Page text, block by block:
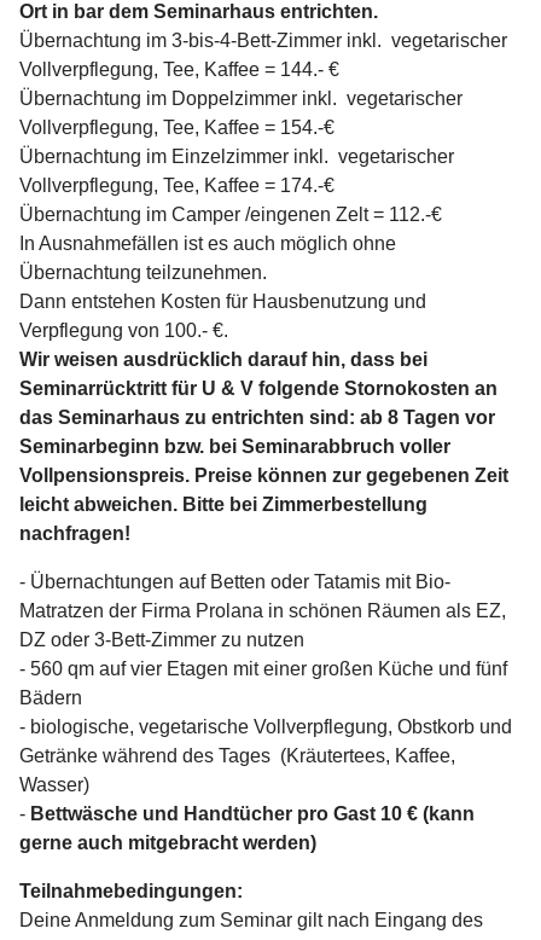
Ort in bar dem Seminarhaus entrichten.
Übernachtung im 3-bis-4-Bett-Zimmer inkl. vegetarischer
Vollverpflegung, Tee, Kaffee = 144.- €
Übernachtung im Doppelzimmer inkl. vegetarischer
Vollverpflegung, Tee, Kaffee = 154.-€
Übernachtung im Einzelzimmer inkl. vegetarischer
Vollverpflegung, Tee, Kaffee = 174.-€
Übernachtung im Camper /eingenen Zelt = 112.-€
In Ausnahmefällen ist es auch möglich ohne
Übernachtung teilzunehmen.
Dann entstehen Kosten für Hausbenutzung und
Verpflegung von 100.- €.
Wir weisen ausdrücklich darauf hin, dass bei
Seminarrücktritt für U & V folgende Stornokosten an
das Seminarhaus zu entrichten sind: ab 8 Tagen vor
Seminarbeginn bzw. bei Seminarabbruch voller
Vollpensionspreis. Preise können zur gegebenen Zeit
leicht abweichen. Bitte bei Zimmerbestellung
nachfragen!
- Übernachtungen auf Betten oder Tatamis mit Bio-
Matratzen der Firma Prolana in schönen Räumen als EZ,
DZ oder 3-Bett-Zimmer zu nutzen
- 560 qm auf vier Etagen mit einer großen Küche und fünf
Bädern
- biologische, vegetarische Vollverpflegung, Obstkorb und
Getränke während des Tages (Kräutertees, Kaffee,
Wasser)
- Bettwäsche und Handtücher pro Gast 10 € (kann
gerne auch mitgebracht werden)
Teilnahmebedingungen:
Deine Anmeldung zum Seminar gilt nach Eingang des